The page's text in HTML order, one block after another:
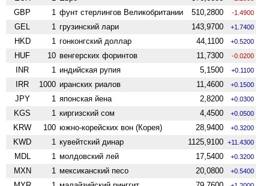
GBP 1 фунт стерлингов Велико­британии 510,2800 -1.4900
GEL 1 грузинский лари 143,9700 +1.7400
HKD 1 гонконгский доллар 44,1100 +0.5200
HUF 10 венгерских форинтов 11,7300 -0.0200
INR 1 индийская рупия 5,1500 +0.1100
IRR 1000 иранских риалов 11,4600 +0.1500
JPY 1 японская йена 2,8200 +0.0300
KGS 1 киргизский сом 4,4500 +0.0500
KRW 100 южно-корейских вон (Корея) 28,9400 +0.3200
KWD 1 кувейтский динар 1125,9100 +11.4300
MDL 1 молдовский лей 17,5400 +0.3200
MXN 1 мексиканский песо 20,0800 +0.5400